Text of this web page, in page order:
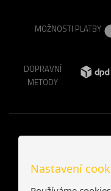
MOŽNOSTI PLATBY
DOPRAVNÍ
METODY
Nastavení